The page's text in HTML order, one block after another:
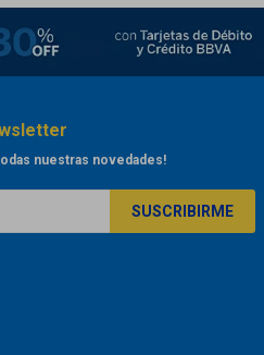
nuestras novedades!
SUSCRIBIRME